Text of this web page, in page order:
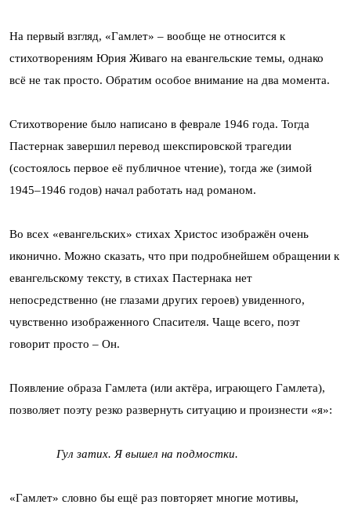
На первый взгляд, «Гамлет» – вообще не относится к
стихотворениям Юрия Живаго на евангельские темы, однако
всё не так просто. Обратим особое внимание на два момента.
Стихотворение было написано в феврале 1946 года. Тогда
Пастернак завершил перевод шекспировской трагедии
(состоялось первое её публичное чтение), тогда же (зимой
1945–1946 годов) начал работать над романом.
Во всех «евангельских» стихах Христос изображён очень
иконично. Можно сказать, что при подробнейшем обращении к
евангельскому тексту, в стихах Пастернака нет
непосредственно (не глазами других героев) увиденного,
чувственно изображенного Спасителя. Чаще всего, поэт
говорит просто – Он.
Появление образа Гамлета (или актёра, играющего Гамлета),
позволяет поэту резко развернуть ситуацию и произнести «я»:
Гул затих. Я вышел на подмостки.
«Гамлет» словно бы ещё раз повторяет многие мотивы,